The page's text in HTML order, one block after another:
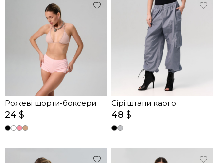
Рожеві шорти-боксери
24 $
Сірі штани карго
48 $